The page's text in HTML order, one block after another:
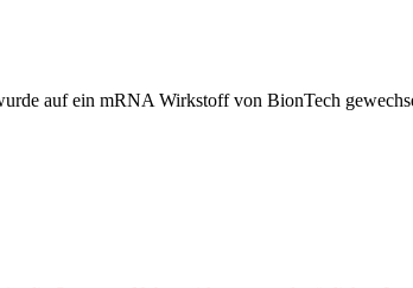
auf ein mRNA Wirkstoff von BionTech